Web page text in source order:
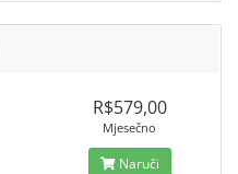
R$579,00
Mjesečno
Naruči